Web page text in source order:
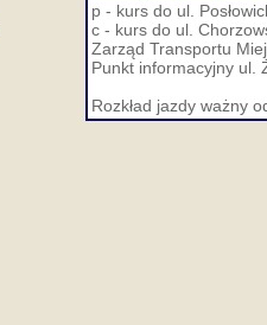
p - kurs do ul.
c - kurs do ul.
Zarząd Transportu
Punkt informacyjny ul.
Rozkład jazdy ważny